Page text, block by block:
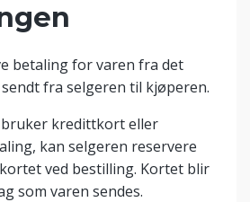
betaling for varen fra det
fra selgeren til kjøperen.
kredittkort eller
kan selgeren reservere
ved bestilling. Kortet blir
som varen sendes.